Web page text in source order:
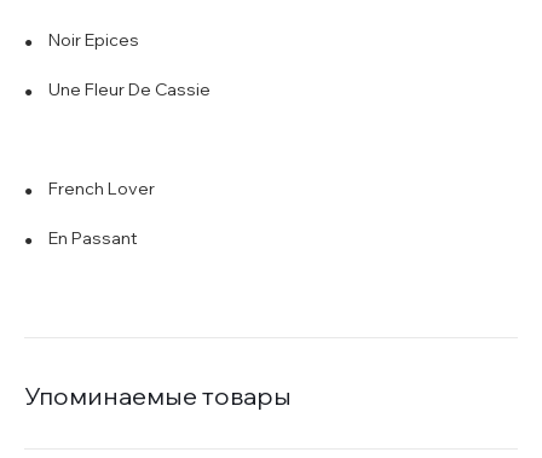
Noir Epices
Une Fleur De Cassie
French Lover
En Passant
Упоминаемые товары